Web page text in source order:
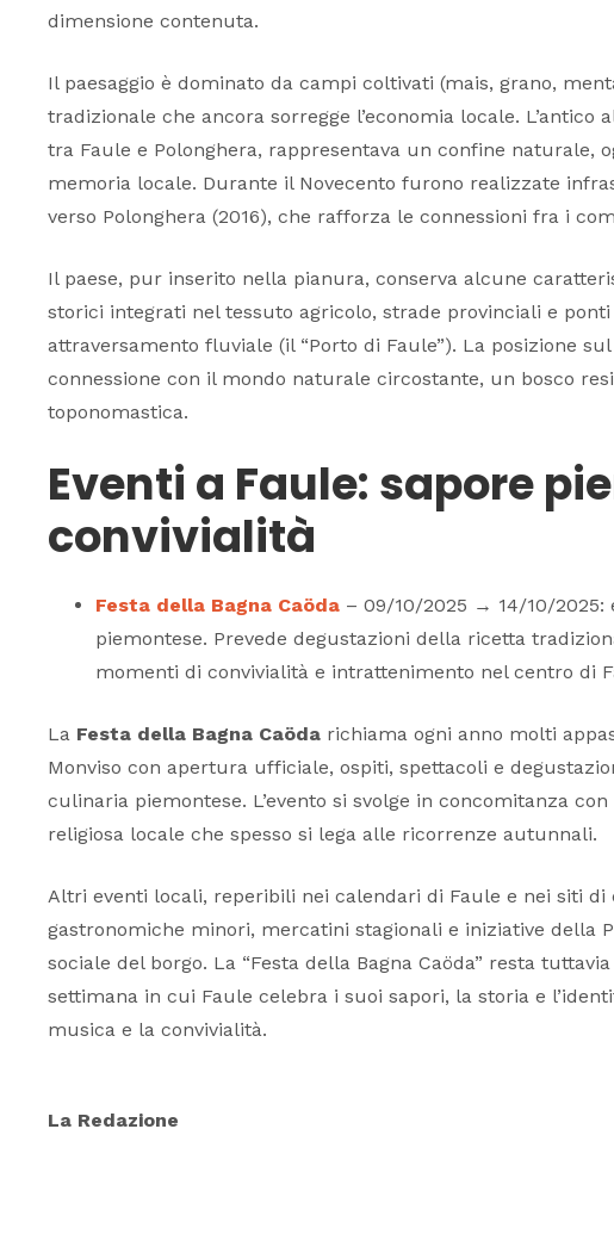
dimensione contenuta.
Il paesaggio è dominato da campi coltivati (mais, grano,
tradizionale che ancora sorregge l’economia locale.
tra Faule e Polonghera, rappresentava un confine naturale,
memoria locale. Durante il Novecento furono realizzate
verso Polonghera (2016), che rafforza le connessioni fra i
Il paese, pur inserito nella pianura, conserva alcune
storici integrati nel tessuto agricolo, strade provinciali e
attraversamento fluviale (il “Porto di Faule”). La posizione
connessione con il mondo naturale circostante, un bosco
toponomastica.
Eventi a Faule: sapore
convivialità
Festa della Bagna Caöda – 09/10/2025 → 14/10/2025:
piemontese. Prevede degustazioni della ricetta
momenti di convivialità e intrattenimento nel centro di
La Festa della Bagna Caöda richiama ogni anno molti
Monviso con apertura ufficiale, ospiti, spettacoli e
culinaria piemontese. L’evento si svolge in concomitanza
religiosa locale che spesso si lega alle ricorrenze autunnali.
Altri eventi locali, reperibili nei calendari di Faule e nei siti
gastronomiche minori, mercatini stagionali e iniziative della
sociale del borgo. La “Festa della Bagna Caöda” resta
settimana in cui Faule celebra i suoi sapori, la storia e
musica e la convivialità.
La Redazione